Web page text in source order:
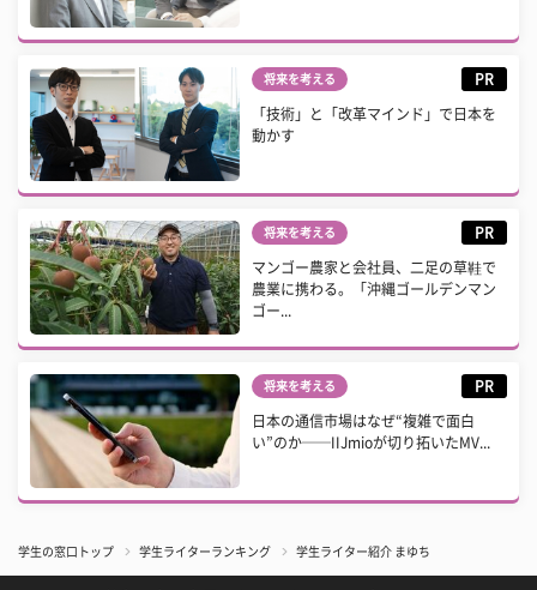
将来を考える PR
「技術」と「改革マインド」で日本を
動かす
将来を考える PR
マンゴー農家と会社員、二足の草鞋で
農業に携わる。「沖縄ゴールデンマン
ゴー...
将来を考える PR
日本の通信市場はなぜ“複雑で面白
い”のか──IIJmioが切り拓いたMV...
学生の窓口トップ 学生ライターランキング 学生ライター紹介 まゆち